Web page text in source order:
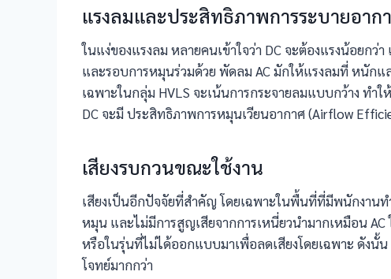
แรงลมและประสิทธิภาพการระบายอาก
ในแง่ของแรงลม หลายคนเข้าใจว่า DC จะต้องแรงน้อยก
และรอบการหมุนร่วมด้วย พัดลม AC มักให้แรงลมที่ หนักแ
เฉพาะในกลุ่ม HVLS จะเน้นการกระจายลมแบบกว้าง ท
DC จะมี ประสิทธิภาพการหมุนเวียนอากาศ (Airflow
เสียงรบกวนขณะใช้งาน
เสียงเป็นอีกปัจจัยที่สำคัญ โดยเฉพาะในพื้นที่ที่มีพนักงานท
หมุน และไม่มีการสูญเสียจากการเหนี่ยวนำมากเหมือน
หรือในรุ่นที่ไม่ได้ออกแบบมาเพื่อลดเสียงโดยเฉพาะ ดังนั้
โจทย์มากกว่า